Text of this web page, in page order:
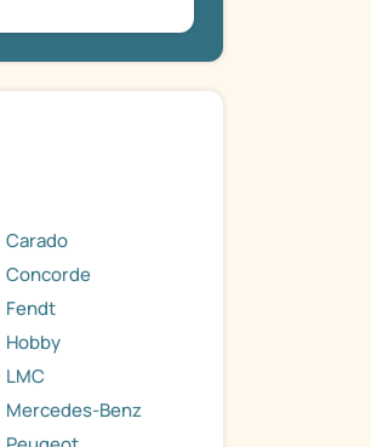
Carado
Concorde
Fendt
Hobby
LMC
Mercedes-Benz